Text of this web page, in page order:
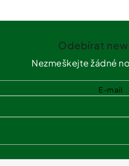
Odebírat
Nezmeškejte žádné
E-mail